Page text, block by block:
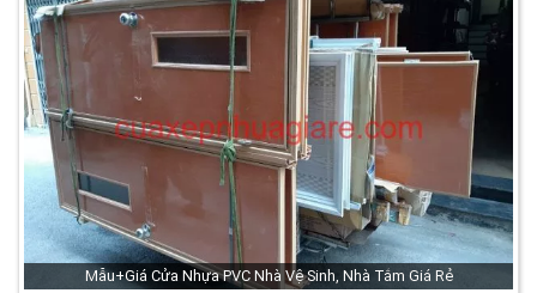
Mẫu+Giá Cửa Nhựa PVC Nhà Vệ Sinh, Nhà Tắm Giá Rẻ